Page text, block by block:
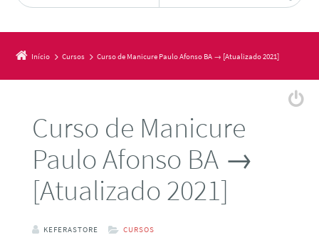
Início Cursos Curso de Manicure Paulo Afonso BA → [Atualizado 2021]
Curso de Manicure
Paulo Afonso BA →
[Atualizado 2021]
KEFERASTORE CURSOS